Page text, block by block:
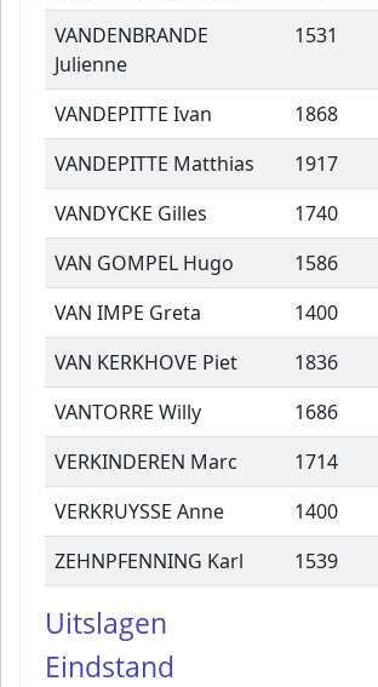
VANDENBRANDE
Julienne
1531
VANDEPITTE Ivan
1868
VANDEPITTE Matthias
1917
VANDYCKE Gilles
1740
VAN GOMPEL Hugo
1586
VAN IMPE Greta
1400
VAN KERKHOVE Piet
1836
VANTORRE Willy
1686
VERKINDEREN Marc
1714
VERKRUYSSE Anne
1400
ZEHNPFENNING Karl
1539
Uitslagen
Eindstand